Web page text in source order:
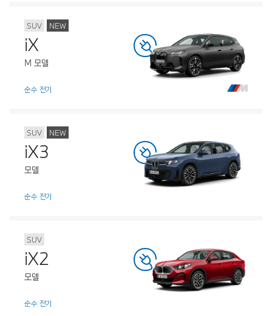
SUV NEW
iX
M 모델
순수 전기
SUV NEW
iX3
모델
순수 전기
SUV
iX2
모델
순수 전기